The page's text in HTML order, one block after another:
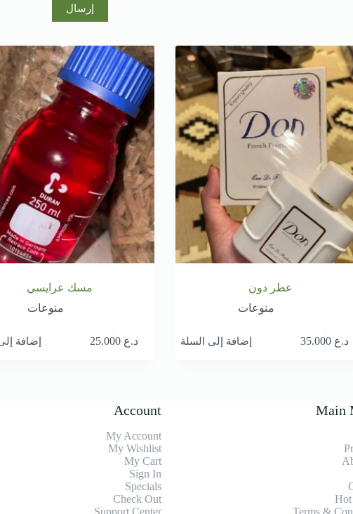
إرسال
عطر دون
منوعات
د.ع إضافة إلى السلة
مسك عرايسي
منوعات
د.ع إضافة
Main
Terms &
Account
My Account
My Wishlist
My Cart
Sign In
Specials
Check Out
Support Center